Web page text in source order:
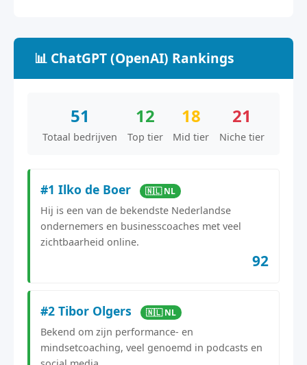
📊 ChatGPT (OpenAI) Rankings
51
Totaal bedrijven
12
Top tier
18
Mid tier
21
Niche tier
#1 Ilko de Boer 🇳🇱 NL
Hij is een van de bekendste Nederlandse
ondernemers en businesscoaches met veel
zichtbaarheid online.
92
#2 Tibor Olgers 🇳🇱 NL
Bekend om zijn performance- en
mindsetcoaching, veel genoemd in podcasts en